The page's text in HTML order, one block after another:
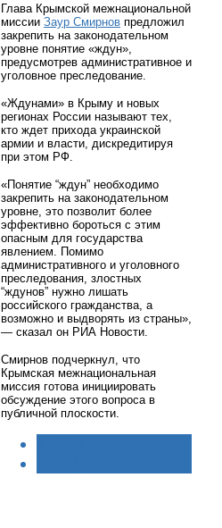
Глава Крымской межнациональной
миссии Заур Смирнов предложил
закрепить на законодательном
уровне понятие «ждун»,
предусмотрев административное и
уголовное преследование.
«Ждунами» в Крыму и новых
регионах России называют тех,
кто ждет прихода украинской
армии и власти, дискредитируя
при этом РФ.
«Понятие “ждун” необходимо
закрепить на законодательном
уровне, это позволит более
эффективно бороться с этим
опасным для государства
явлением. Помимо
административного и уголовного
преследования, злостных
“ждунов” нужно лишать
российского гражданства, а
возможно и выдворять из страны»,
— сказал он РИА Новости.
Смирнов подчеркнул, что
Крымская межнациональная
миссия готова инициировать
обсуждение этого вопроса в
публичной плоскости.